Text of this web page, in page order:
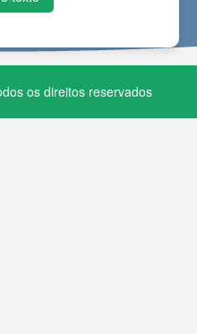
os direitos reservados